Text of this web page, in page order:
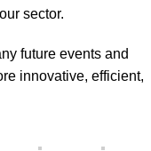
sector.
future events and
innovative, efficient,